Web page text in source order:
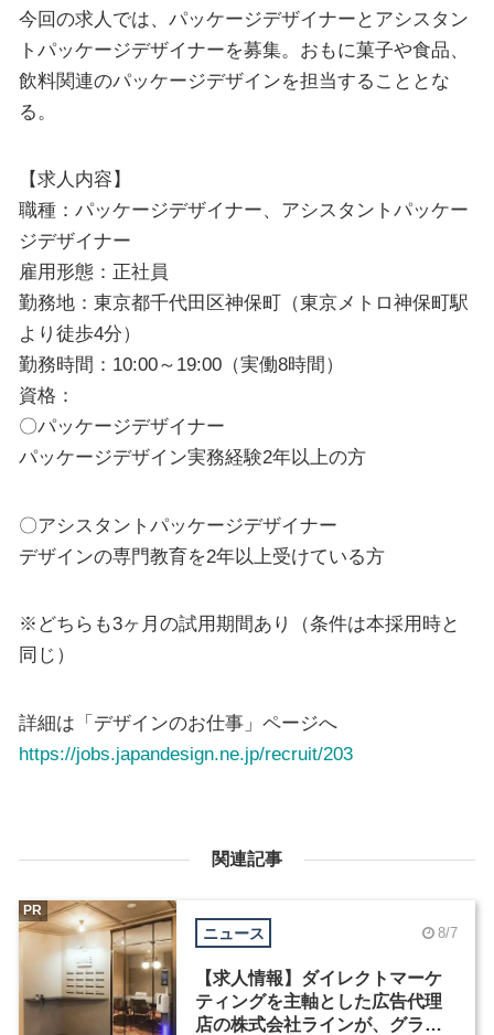
今回の求人では、パッケージデザイナーとアシスタン
トパッケージデザイナーを募集。おもに菓子や食品、
飲料関連のパッケージデザインを担当することとな
る。
【求人内容】
職種：パッケージデザイナー、アシスタントパッケー
ジデザイナー
雇用形態：正社員
勤務地：東京都千代田区神保町（東京メトロ神保町駅
より徒歩4分）
勤務時間：10:00～19:00（実働8時間）
資格：
〇パッケージデザイナー
パッケージデザイン実務経験2年以上の方
〇アシスタントパッケージデザイナー
デザインの専門教育を2年以上受けている方
※どちらも3ヶ月の試用期間あり（条件は本採用時と
同じ）
詳細は「デザインのお仕事」ページへ
https://jobs.japandesign.ne.jp/recruit/203
関連記事
ニュース 8/7
【求人情報】ダイレクトマーケ
ティングを主軸とした広告代理
店の株式会社ラインが、グラフ
PR